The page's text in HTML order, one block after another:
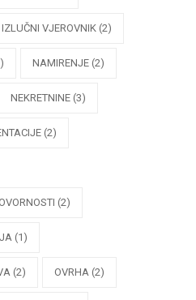
IZLUČNI VJEROVNIK (2)
NAMIRENJE (2)
NEKRETNINE (3)
(2)
(2)
(1)
(2) OVRHA (2)